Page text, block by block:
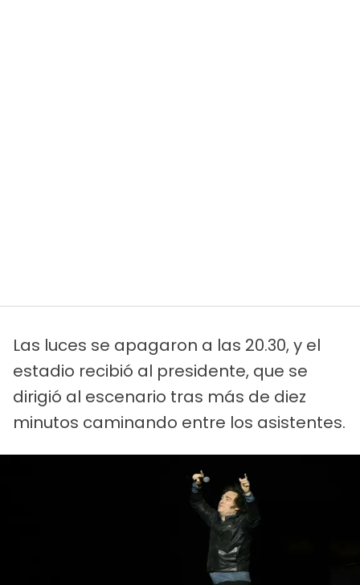
Las luces se apagaron a las 20.30, y el
estadio recibió al presidente, que se
dirigió al escenario tras más de diez
minutos caminando entre los asistentes.